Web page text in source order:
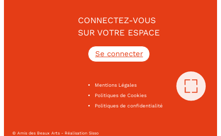
CONNECTEZ-VOUS
SUR VOTRE ESPACE
Se connecter
Mentions Légales
Politiques de Cookies
Politiques de confidentialité
© Amis des Beaux Arts - Réalisation Sisso